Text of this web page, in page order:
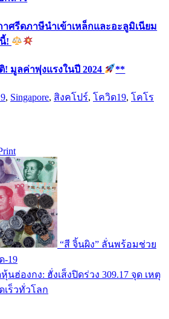
าศรีดภาษีนำเข้าเหล็กและอะลูมิเนียม
!
มูลค่าพุ่งแรงในปี 2024 **
, Singapore, สิงคโปร์, โควิด19, โคโร
“สี จิ้นผิง” ลั่นพร้อมช่วย
-19
นฮ่องกง: ฮั่งเส็งปิดร่วง 309.17 จุด เหตุ
เร็วทั่วโลก